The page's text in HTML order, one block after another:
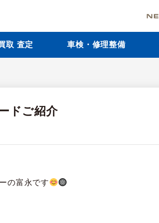
取 査定 車検・修理整備
ドご紹介
の富永です